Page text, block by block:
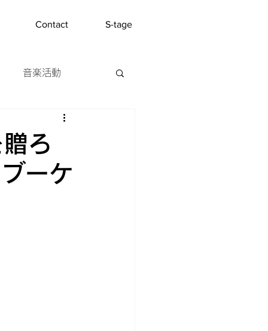
Contact S-tage
音楽活動
ろ
ーケ